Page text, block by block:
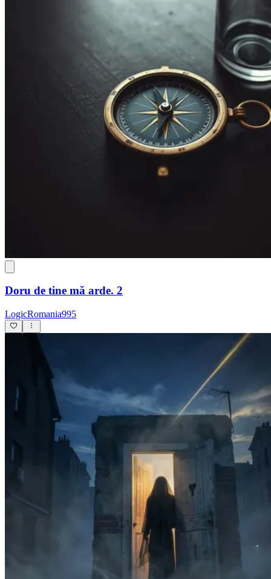
Doru de tine mă arde. 2
LogicRomania995